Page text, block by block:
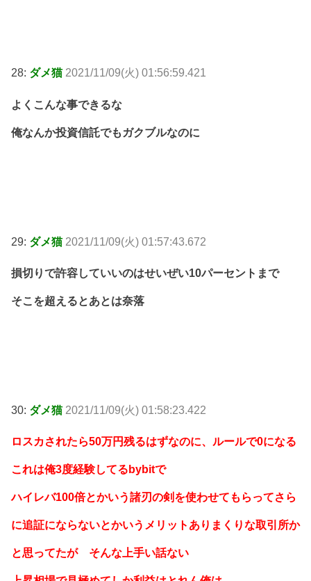
28: ダメ猫 2021/11/09(火) 01:56:59.421
よくこんな事できるな
俺なんか投資信託でもガクブルなのに
29: ダメ猫 2021/11/09(火) 01:57:43.672
損切りで許容していいのはせいぜい10パーセントまで
そこを超えるとあとは奈落
30: ダメ猫 2021/11/09(火) 01:58:23.422
ロスカされたら50万円残るはずなのに、ルールで0になる
これは俺3度経験してるbybitで
ハイレバ100倍とかいう諸刃の剣を使わせてもらってさら
に追証にならないとかいうメリットありまくりな取引所か
と思ってたが そんな上手い話ない